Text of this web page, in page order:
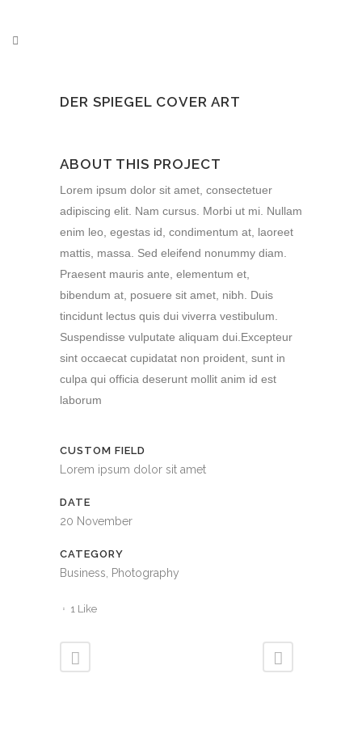
DER SPIEGEL COVER ART
ABOUT THIS PROJECT
Lorem ipsum dolor sit amet, consectetuer
adipiscing elit. Nam cursus. Morbi ut mi. Nullam
enim leo, egestas id, condimentum at, laoreet
mattis, massa. Sed eleifend nonummy diam.
Praesent mauris ante, elementum et,
bibendum at, posuere sit amet, nibh. Duis
tincidunt lectus quis dui viverra vestibulum.
Suspendisse vulputate aliquam dui.Excepteur
sint occaecat cupidatat non proident, sunt in
culpa qui officia deserunt mollit anim id est
laborum
CUSTOM FIELD
Lorem ipsum dolor sit amet
DATE
20 November
CATEGORY
Business, Photography
1 Like